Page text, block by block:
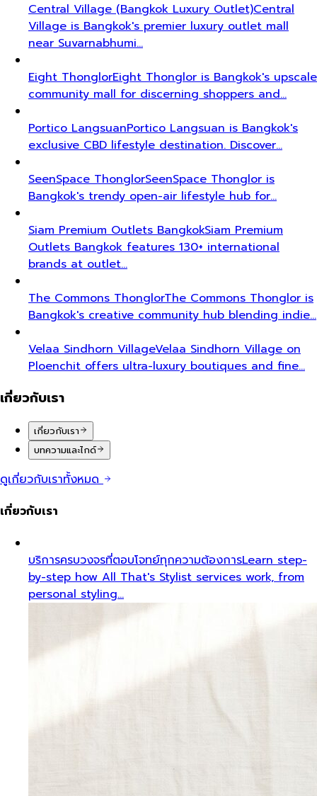
Central Village (Bangkok Luxury Outlet)Central
Village is Bangkok's premier luxury outlet mall
near Suvarnabhumi…
Eight ThonglorEight Thonglor is Bangkok's upscale
community mall for discerning shoppers and…
Portico LangsuanPortico Langsuan is Bangkok's
exclusive CBD lifestyle destination. Discover…
SeenSpace ThonglorSeenSpace Thonglor is
Bangkok's trendy open-air lifestyle hub for…
Siam Premium Outlets BangkokSiam Premium
Outlets Bangkok features 130+ international
brands at outlet…
The Commons ThonglorThe Commons Thonglor is
Bangkok's creative community hub blending indie…
Velaa Sindhorn VillageVelaa Sindhorn Village on
Ploenchit offers ultra-luxury boutiques and fine…
เกี่ยวกับเรา
เกี่ยวกับเรา
บทความและไกด์
ดูเกี่ยวกับเราทั้งหมด
เกี่ยวกับเรา
บริการครบวงจรที่ตอบโจทย์ทุกความต้องการLearn step-
by-step how All That's Stylist services work, from
personal styling…